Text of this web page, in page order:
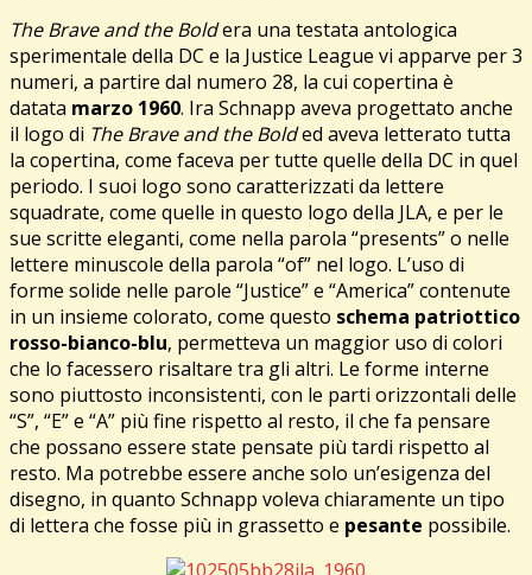
The Brave and the Boldera una testata antologica
sperimentale della DC e la Justice League vi apparve per 3
numeri, a partire dal numero 28, la cui copertina è
datata marzo 1960. Ira Schnapp aveva progettato anche
il logo di The Brave and the Bolded aveva letterato tutta
la copertina, come faceva per tutte quelle della DC in quel
periodo. I suoi logo sono caratterizzati da lettere
squadrate, come quelle in questo logo della JLA, e per le
sue scritte eleganti, come nella parola “presents” o nelle
lettere minuscole della parola “of” nel logo. L’uso di
forme solide nelle parole “Justice” e “America” contenute
in un insieme colorato, come questo schema patriottico
rosso-bianco-blu, permetteva un maggior uso di colori
che lo facessero risaltare tra gli altri. Le forme interne
sono piuttosto inconsistenti, con le parti orizzontali delle
“S”, “E” e “A” più fine rispetto al resto, il che fa pensare
che possano essere state pensate più tardi rispetto al
resto. Ma potrebbe essere anche solo un’esigenza del
disegno, in quanto Schnapp voleva chiaramente un tipo
di lettera che fosse più in grassetto e pesante possibile.